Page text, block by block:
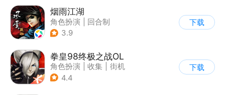
烟雨江湖
角色扮演
回合制
| 武侠
3.9
下载
拳皇98终极之战OL
角色扮演 收集
街机
| 拳皇
4.4
下载